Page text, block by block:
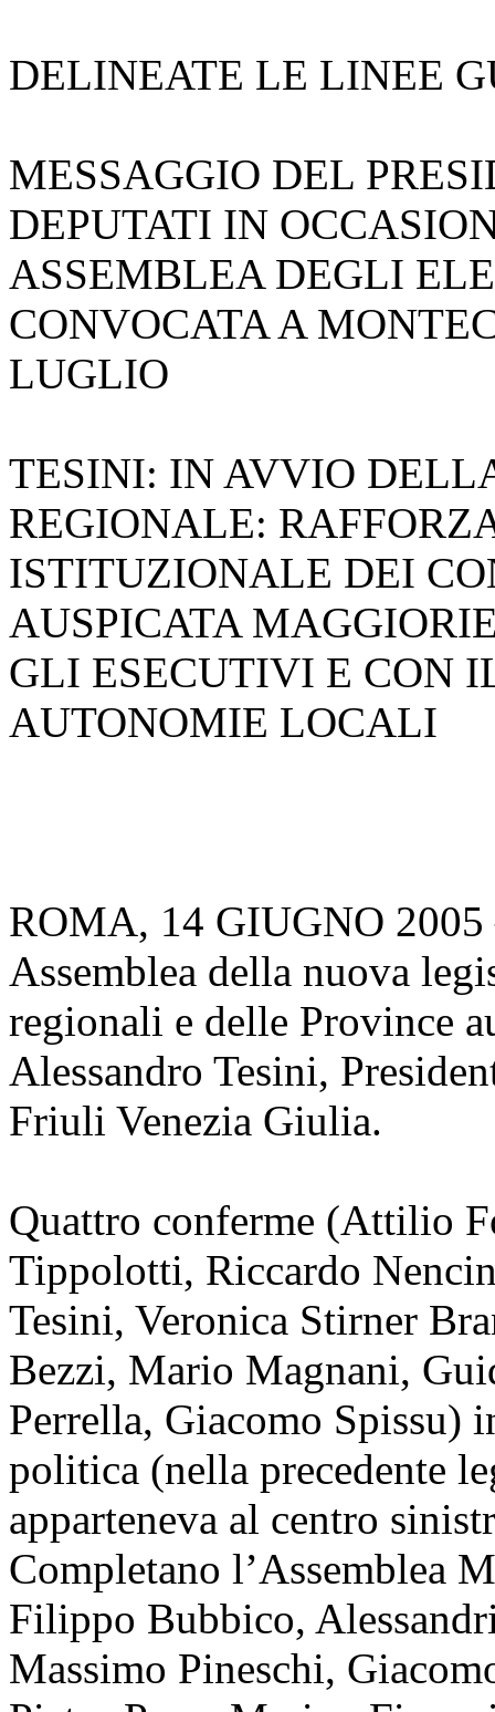
DELINEATE LE LINEE
MESSAGGIO DEL
DEPUTATI IN
ASSEMBLEA DEGLI
CONVOCATA A
LUGLIO
TESINI: IN AVVIO
REGIONALE:
ISTITUZIONALE DEI
AUSPICATA
GLI ESECUTIVI E CON
AUTONOMIE LOCALI
ROMA, 14 GIUGNO
Assemblea della nuova
regionali e delle Province
Alessandro Tesini,
Friuli Venezia Giulia.
Quattro conferme (Attilio
Tippolotti, Riccardo
Tesini, Veronica Stirner
Bezzi, Mario Magnani,
Perrella, Giacomo Spissu)
politica (nella precedente
apparteneva al centro
Completano l’Assemblea
Filippo Bubbico,
Massimo Pineschi,